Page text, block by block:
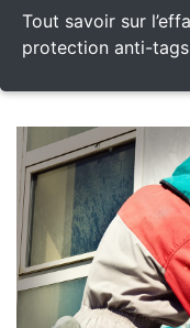
Tout savoir sur
protection anti-tags